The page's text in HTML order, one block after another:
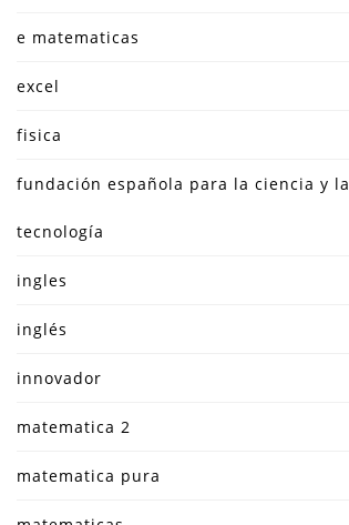
e matematicas
excel
fisica
fundación española para la ciencia y la
tecnología
ingles
inglés
innovador
matematica 2
matematica pura